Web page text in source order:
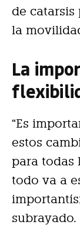
de catarsis
la
La
“Es
estos
para todas
todo va a
subrayado.